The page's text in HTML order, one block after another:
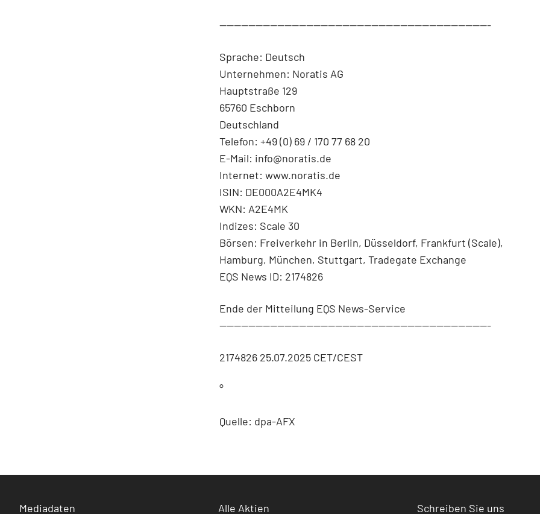
---------------------------------------------------------------------------
Sprache: Deutsch
Unternehmen: Noratis AG
Hauptstraße 129
65760 Eschborn
Deutschland
Telefon: +49 (0) 69 / 170 77 68 20
E-Mail: info@noratis.de
Internet: www.noratis.de
ISIN: DE000A2E4MK4
WKN: A2E4MK
Indizes: Scale 30
Börsen: Freiverkehr in Berlin, Düsseldorf, Frankfurt (Scale),
Hamburg, München, Stuttgart, Tradegate Exchange
EQS News ID: 2174826
Ende der Mitteilung EQS News-Service
---------------------------------------------------------------------------
2174826 25.07.2025 CET/CEST
°
Quelle: dpa-AFX
Mediadaten Alle Aktien Schreiben Sie uns